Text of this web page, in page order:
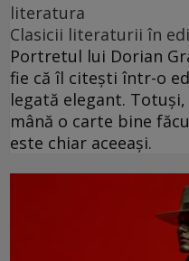
literatura
Clasicii literaturii în
Portretul lui Dorian
fie că îl citești într-o
legată elegant.
mână o carte bine
este chiar aceeași.